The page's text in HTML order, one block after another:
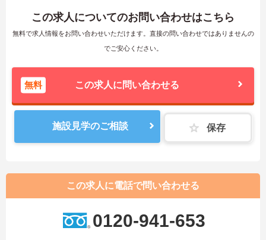
この求人についてのお問い合わせはこちら
無料で求人情報をお問い合わせいただけます。直接の問い合わせではありませんの
でご安心ください。
無料 この求人に問い合わせる
施設見学のご相談 保存
この求人に電話で問い合わせる
0120-941-653